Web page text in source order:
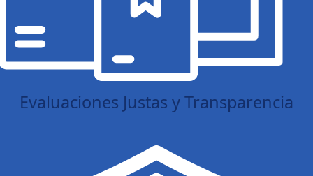
Evaluaciones Justas y Transparencia